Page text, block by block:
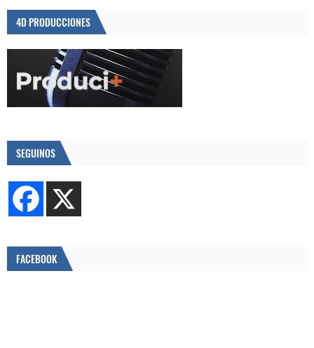
4D PRODUCCIONES
SEGUINOS
FACEBOOK